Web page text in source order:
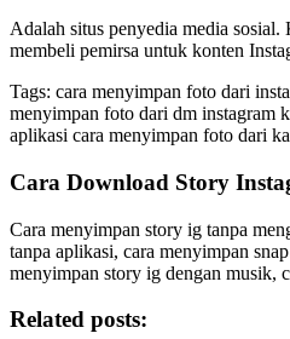
Adalah situs penyedia media
membeli pemirsa untuk konten
Tags: cara menyimpan foto dari
menyimpan foto dari dm instagram
aplikasi cara menyimpan foto dari
Cara Download Story
Cara menyimpan story ig tanpa
tanpa aplikasi, cara menyimpan
menyimpan story ig dengan musik,
Related posts: